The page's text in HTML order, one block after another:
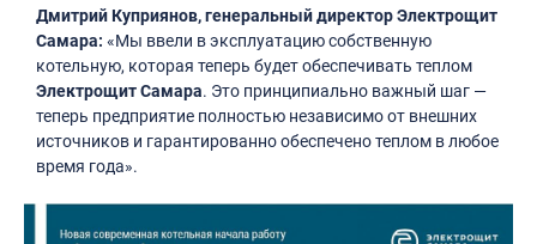
Дмитрий Куприянов, генеральный директор Электрощит
Самара: «Мы ввели в эксплуатацию собственную
котельную, которая теперь будет обеспечивать теплом
Электрощит Самара. Это принципиально важный шаг —
теперь предприятие полностью независимо от внешних
источников и гарантированно обеспечено теплом в любое
время года».